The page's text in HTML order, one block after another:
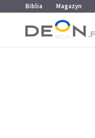
Przejdź do menu głównego
Przejdź do treści
Biblia Magazyn